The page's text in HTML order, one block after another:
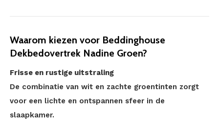
Waarom kiezen voor Beddinghouse
Dekbedovertrek Nadine Groen?
Frisse en rustige uitstraling
De combinatie van wit en zachte groentinten zorgt
voor een lichte en ontspannen sfeer in de
slaapkamer.